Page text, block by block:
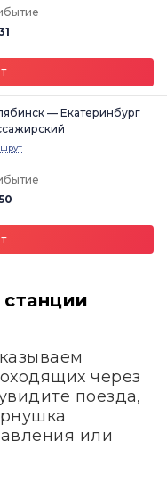
— Екатеринбург
через
поезда,
или